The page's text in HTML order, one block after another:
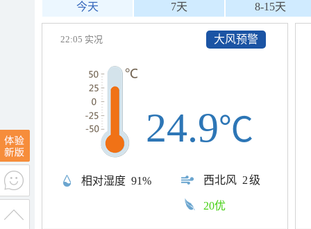
今天 7天 8-15天
22:05 实况
相对湿度 91% 西北风 2级
24.9℃
20优
大风预警